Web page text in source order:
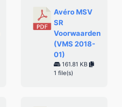
Avéro MSV
SR
Voorwaarden
(VMS 2018-
01)
161.81 KB
1 file(s)